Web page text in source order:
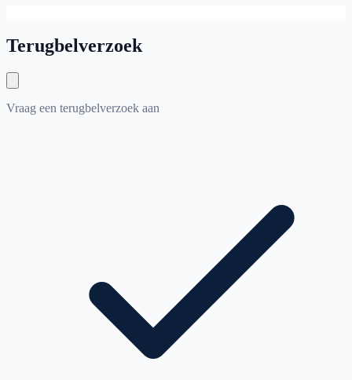
Terugbelverzoek
Vraag een terugbelverzoek aan